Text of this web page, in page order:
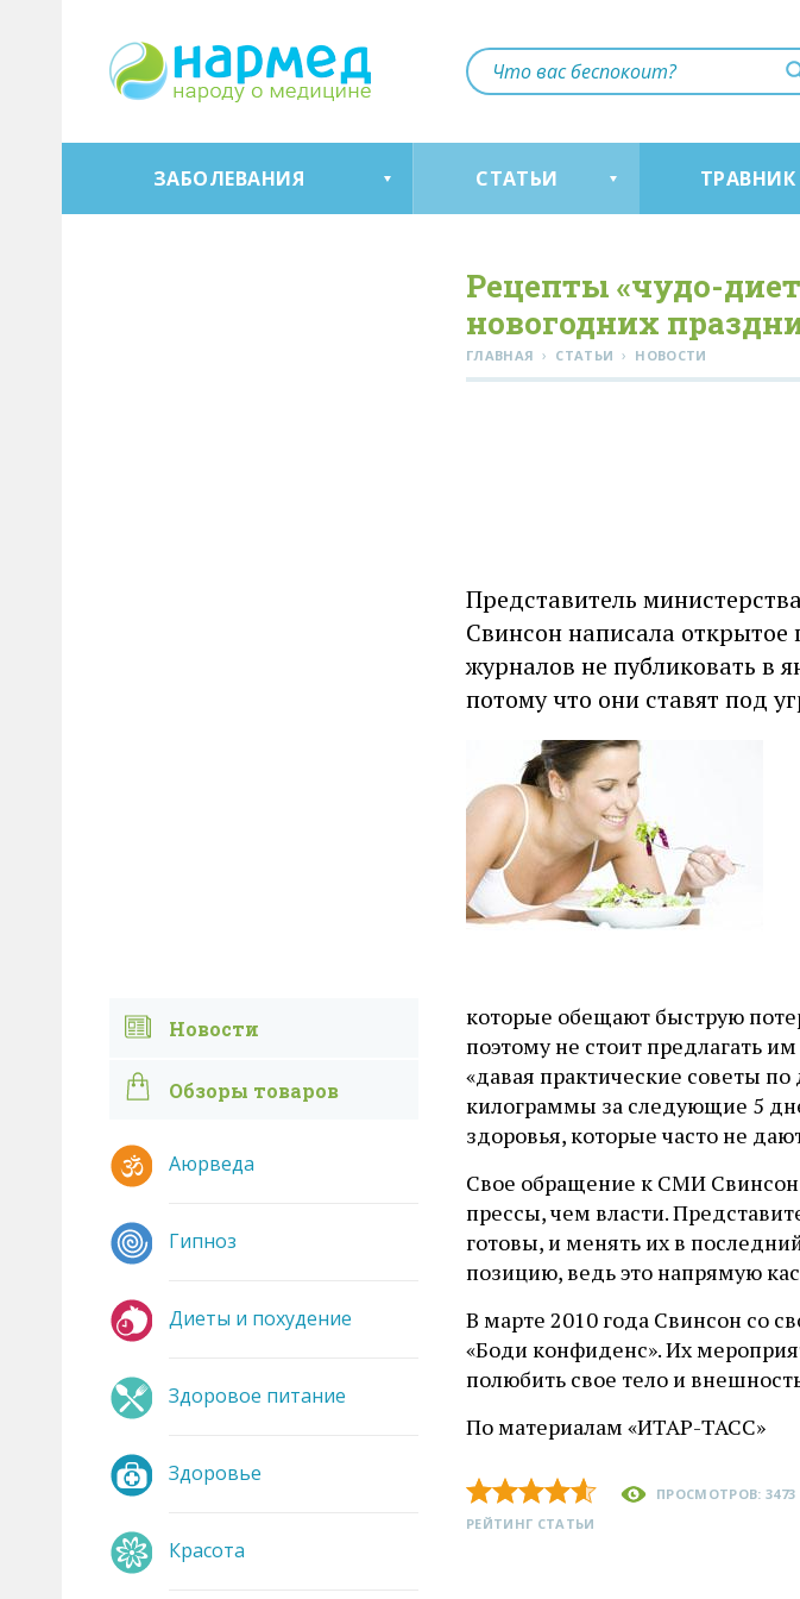
ЗАБОЛЕВАНИЯ СТАТЬИ ТРАВНИК
Рецепты «чудо-
новогодних
ГЛАВНАЯ › СТАТЬИ › НОВОСТИ
Представитель
Свинсон написала открытое
журналов не публиковать в
потому что они ставят под
которые обещают быструю
поэтому не стоит предлагать
«давая практические советы
килограммы за следующие 5
здоровья, которые часто не
Свое обращение к СМИ Свинсон
прессы, чем власти.
готовы, и менять их в
позицию, ведь это напрямую
В марте 2010 года Свинсон со
«Боди конфиденс». Их
полюбить свое тело и
По материалам «ИТАР-ТАСС»
РЕЙТИНГ СТАТЬИ
ПРОСМОТРОВ: 3473
Новости
Обзоры товаров
Аюрведа
Гипноз
Диеты и похудение
Здоровое питание
Здоровье
Красота